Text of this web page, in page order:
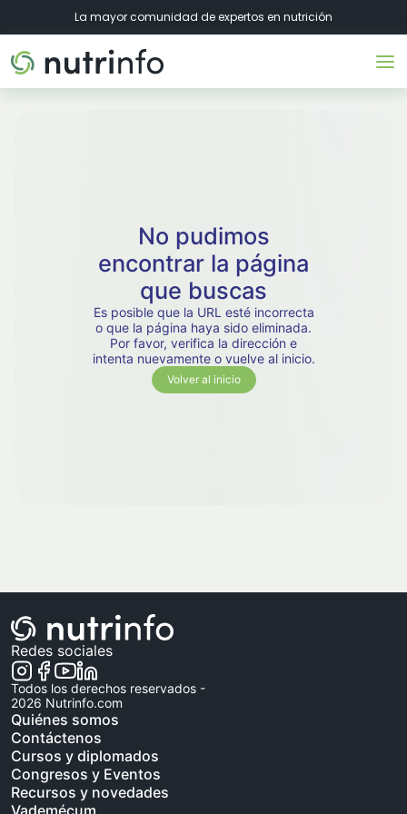
La mayor comunidad de expertos en nutrición
No pudimos
encontrar la página
que buscas
Es posible que la URL esté incorrecta
o que la página haya sido eliminada.
Por favor, verifica la dirección e
intenta nuevamente o vuelve al inicio.
Volver al inicio
Redes sociales
Todos los derechos reservados -
2026 Nutrinfo.com
Quiénes somos
Contáctenos
Cursos y diplomados
Congresos y Eventos
Recursos y novedades
Vademécum